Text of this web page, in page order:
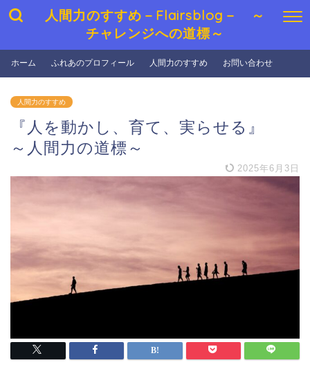
人間力のすすめ－Flairsblog－ ～
チャレンジへの道標～
ホーム ふれあのプロフィール 人間力のすすめ お問い合わせ
人間力のすすめ
『人を動かし、育て、実らせる』
～人間力の道標～
2025年6月3日